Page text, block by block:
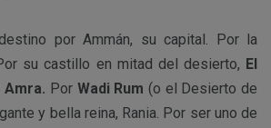
por Ammán, su capital. Por la
su castillo en mitad del desierto, El
Amra. PorWadi Rum (o el Desierto de
y bella reina, Rania. Por ser uno de